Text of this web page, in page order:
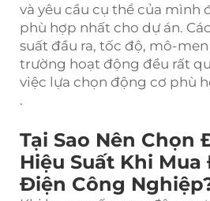
và yêu cầu cụ thể của mình
phù hợp nhất cho dự án.
suất đầu ra, tốc độ, mô-
trường hoạt động đều rất
việc lựa chọn động cơ phù
.
Tại Sao Nên Chọn
Hiệu Suất Khi
Điện Công